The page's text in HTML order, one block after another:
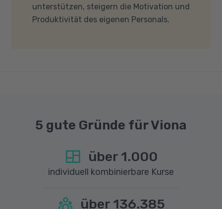
nicht blockieren. Bitte beachten Sie außerdem,
dass für eine reibungslose Übertragung eine
unterstützen, steigern die Motivation und
Produktivität des eigenen Personals.
5 gute Gründe für Viona
über 1.000
individuell kombinierbare Kurse
über 136.385